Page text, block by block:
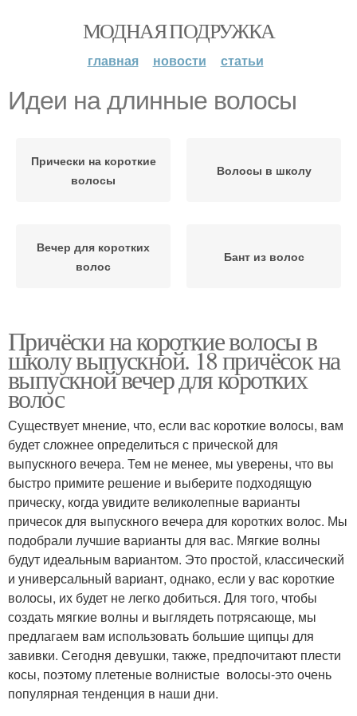
МОДНАЯ ПОДРУЖКА
главная новости статьи
Идеи на длинные волосы
Прически на короткие
волосы
Волосы в школу
Вечер для коротких
волос
Бант из волос
Причёски на короткие волосы в
школу выпускной. 18 причёсок на
выпускной вечер для коротких
волос
Существует мнение, что, если вас короткие волосы, вам
будет сложнее определиться с прической для
выпускного вечера. Тем не менее, мы уверены, что вы
быстро примите решение и выберите подходящую
прическу, когда увидите великолепные варианты
причесок для выпускного вечера для коротких волос. Мы
подобрали лучшие варианты для вас. Мягкие волны
будут идеальным вариантом. Это простой, классический
и универсальный вариант, однако, если у вас короткие
волосы, их будет не легко добиться. Для того, чтобы
создать мягкие волны и выглядеть потрясающе, мы
предлагаем вам использовать большие щипцы для
завивки. Сегодня девушки, также, предпочитают плести
косы, поэтому плетеные волнистые волосы-это очень
популярная тенденция в наши дни.